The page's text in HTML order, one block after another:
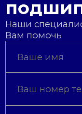
Наши
Вам помочь